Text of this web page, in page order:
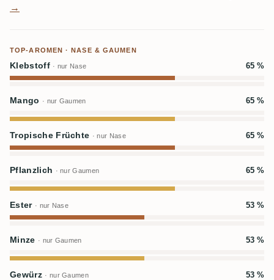
→
TOP-AROMEN · NASE & GAUMEN
Klebstoff · nur Nase 65 %
Mango · nur Gaumen 65 %
Tropische Früchte · nur Nase 65 %
Pflanzlich · nur Gaumen 65 %
Ester · nur Nase 53 %
Minze · nur Gaumen 53 %
Gewürz · nur Gaumen 53 %